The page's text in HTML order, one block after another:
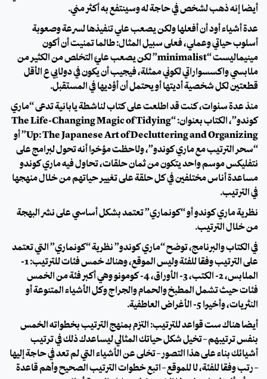
أيضًا إنه ذهب لشخص في حاجة له وسينتفع به أكثر مني.
عدة أشياء أود أن أفعلها ولكن يصعب علي تنفيذها لسرعة وصعوبة
أسلوب حياتي وعملي، فعلى سبيل المثال: طالما تمنيت أن أكون
مينيماليست “minimalist” لكن يصعب عليَّ التخلص من الكثير من
ملابسي واكسسواراتي لكوني ممثلة، فيجيب أن يكون في دولابي ع الأقل
قطعتين لكل شخصية أديتها أو يحتمل أن أؤديها في المستقبل.
منذ عدة سنوات، كنت قد اطلعت على كتاب لناشطة يابانية تدعى “ماري
كوندو”، الكتاب بعنوان: “The Life-Changing Magic of Tidying
Up: The Japanese Art of Decluttering and Organizing” أو
“سحر الترتيب مع ماري كوندو”، ولاحظت مؤخرًا أنه تحول لبرامج على
نتفليكس موسم واحد يتكون من ثمان حلقات، تحاول فيه ماري كوندو
مساعدة أناس مختلفين في كل حلقة على تغيير حياتهم من خلال منهجها
في الترتيب.
نظرية ماري كوندو أو “كونماري” تعتمد بشكل أساسي على نشر البهجة
من خلال الترتيب.
في الكتاب والبرنامج، توضح “ماري كوندو” نظرية “كونماري” التي تعتمد
على الترتيب وفقًا للفئة وليس الموقع، وهناك خمس فئات للترتيب: 1-
الملابس، 2- الكتب، 3- الأوراق، 4- كومونو وهي أكبر فئة من الخمس
فئات حيث تشمل المطبخ والحمام والجراج وكل الأشياء المتنوعة أو
النثريات، وأخيرًا 5- الأغراض العاطفية.
أيضًا هناك ست قواعد للترتيب: التزم بمنهج الترتيب بخطواته الخمس
بنفس ترتيبهم – تخيل شكل حياتك المثالي ليساعدك ذلك في ترتيب
أشيائك بناء على هذا التصور – تخلى عن الأشياء التي لم تعد في حاجة إليها
– رتب وفقًا للفئة، لا للموقع – اتبع خطوات الترتيب الصحيح وأهم قاعدة